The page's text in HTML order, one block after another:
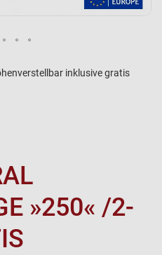
inklusive gratis
»250« /2-